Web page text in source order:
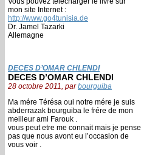
mon site Internet :
http://www.go4tunisia.de
Dr. Jamel Tazarki
Allemagne
DECES D’OMAR CHLENDI
DECES D’OMAR CHLENDI
28 octobre 2011, parbourguiba
Ma mére Térésa oui notre mére je suis
abderrazak bourguiba le frére de mon
meilleur ami Farouk .
vous peut etre me connait mais je pense
pas que nous avont eu l’occasion de
vous voir .